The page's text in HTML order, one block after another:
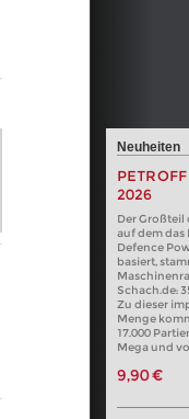
Neuheiten
2026
Der Großteil
auf dem das
Defence
basiert,
Schach.de:
Zu dieser
Menge
17.000
Mega und
9,90 €